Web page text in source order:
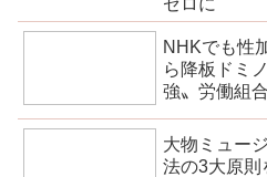
NHKでも性
ら降板ドミ
強〟労働組
大物ミュー
法の3大原則